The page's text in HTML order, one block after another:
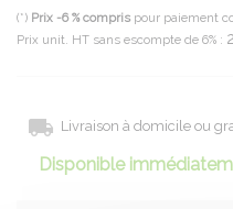
(*) Prix -6 % compris pour paiement
Prix unit. HT sans escompte de 6% :
Livraison à domicile ou
Disponible